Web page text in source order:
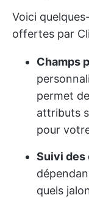
Voici
offertes par
Champs
permet
attributs
pour
Suivi des
quels